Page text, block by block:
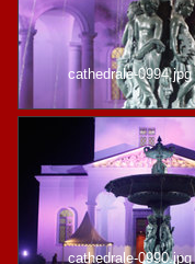
cathedrale-0994.jpg
cathedrale-0990.jpg